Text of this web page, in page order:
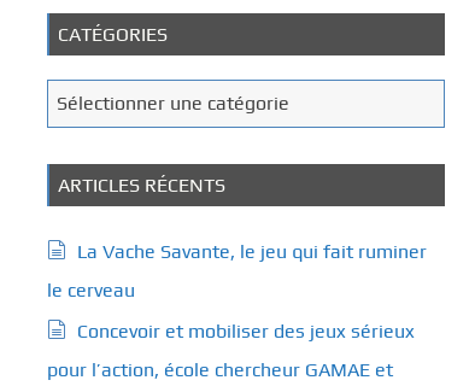
CATÉGORIES
a
g
o
r
i
e
Sélectionner une catégorie
ARTICLES RÉCENTS
La Vache Savante, le jeu qui fait ruminer
le cerveau
Concevoir et mobiliser des jeux sérieux
pour l’action, école chercheur GAMAE et